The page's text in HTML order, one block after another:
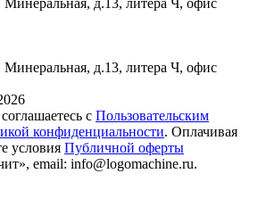
Минеральная, д.13, литера Ч, офис
Минеральная, д.13, литера Ч, офис
с Пользовательским
конфиденциальности. Оплачивая
условия Публичной оферты
email: info@logomachine.ru.